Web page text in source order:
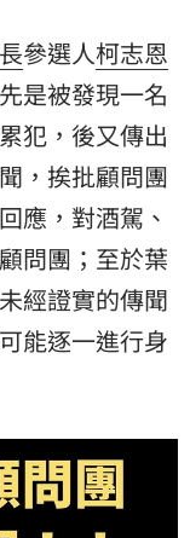
參選人柯志恩
是被發現一名
犯，後又傳出
，挨批顧問團
應，對酒駕、
問團；至於葉
經證實的傳聞
能逐一進行身